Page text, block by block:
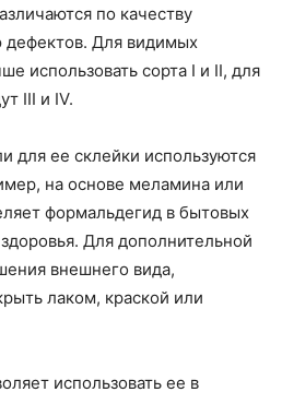
по качеству
дефектов. Для видимых
использовать сорта I и II, для
III и IV.
для ее склейки используются
на основе меламина или
формальдегид в бытовых
Для дополнительной
внешнего вида,
лаком, краской или
использовать ее в